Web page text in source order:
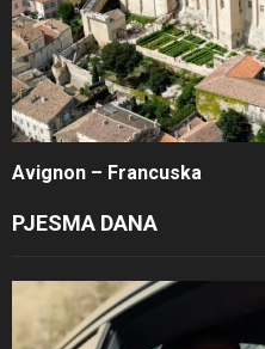
Avignon – Francuska
PJESMA DANA